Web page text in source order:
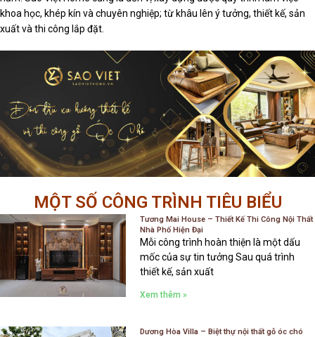
khoa học, khép kín và chuyên nghiệp; từ khâu lên ý tưởng, thiết kế, sản
xuất và thi công lắp đặt.
MỘT SỐ CÔNG TRÌNH TIÊU BIỂU
Tương Mai House – Thiết Kế Thi Công Nội Thất
Nhà Phố Hiện Đại
Mỗi công trình hoàn thiện là một dấu
mốc của sự tin tưởng Sau quá trình
thiết kế, sản xuất
Xem thêm »
Dương Hòa Villa – Biệt thự nội thất gỗ óc chó